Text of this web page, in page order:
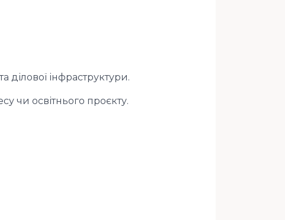
ділової інфраструктури.
чи освітнього проєкту.